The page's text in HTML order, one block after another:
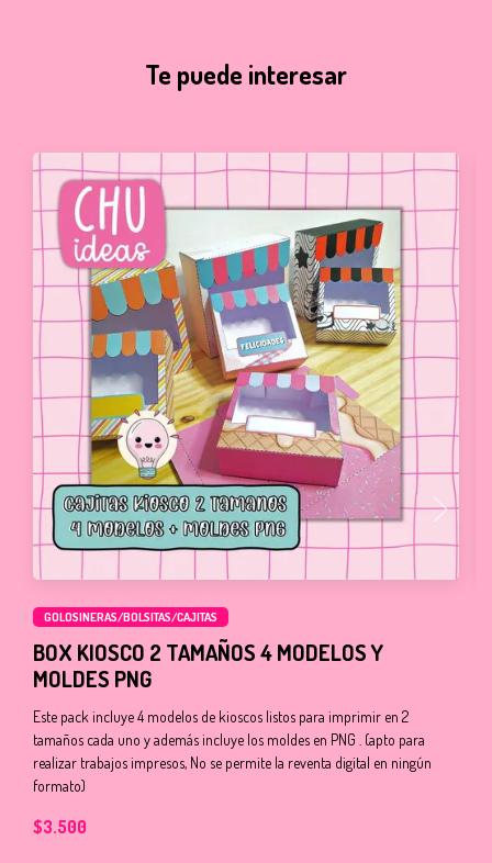
Te puede interesar
GOLOSINERAS/BOLSITAS/CAJITAS
BOX KIOSCO 2 TAMAÑOS 4 MODELOS Y
MOLDES PNG
Este pack incluye 4 modelos de kioscos listos para imprimir en 2
tamaños cada uno y además incluye los moldes en PNG . (apto para
realizar trabajos impresos, No se permite la reventa digital en ningún
formato)
$3.500